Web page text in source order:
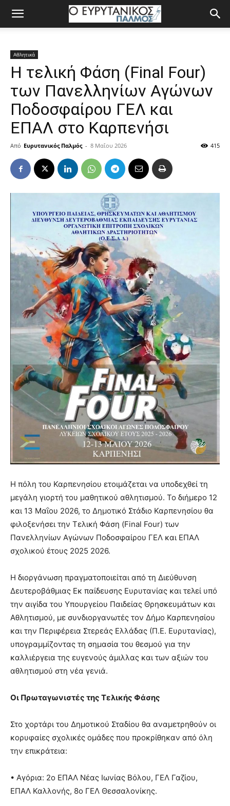
Αθλητικά
Η τελική Φάση (Final Four)
των Πανελληνίων Αγώνων
Ποδοσφαίρου ΓΕΛ και
ΕΠΑΛ στο Καρπενήσι
Από Ευρυτανικός Παλμός - 8 Μαΐου 2026 415
Η πόλη του Καρπενησίου ετοιμάζεται να υποδεχθεί τη
μεγάλη γιορτή του μαθητικού αθλητισμού. Το διήμερο 12
και 13 Μαΐου 2026, το Δημοτικό Στάδιο Καρπενησίου θα
φιλοξενήσει την Τελική Φάση (Final Four) των
Πανελληνίων Αγώνων Ποδοσφαίρου ΓΕΛ και ΕΠΑΛ
σχολικού έτους 2025 2026.
Η διοργάνωση πραγματοποιείται από τη Διεύθυνση
Δευτεροβάθμιας Εκ παίδευσης Ευρυτανίας και τελεί υπό
την αιγίδα του Υπουργείου Παιδείας Θρησκευμάτων και
Αθλητισμού, με συνδιοργανωτές τον Δήμο Καρπενησίου
και την Περιφέρεια Στερεάς Ελλάδας (Π.Ε. Ευρυτανίας),
υπογραμμίζοντας τη σημασία του θεσμού για την
καλλιέργεια της ευγενούς άμιλλας και των αξιών του
αθλητισμού στη νέα γενιά.
Οι Πρωταγωνιστές της Τελικής Φάσης
Στο χορτάρι του Δημοτικού Σταδίου θα αναμετρηθούν οι
κορυφαίες σχολικές ομάδες που προκρίθηκαν από όλη
την επικράτεια:
• Αγόρια: 2ο ΕΠΑΛ Νέας Ιωνίας Βόλου, ΓΕΛ Γαζίου,
ΕΠΑΛ Καλλονής, 8ο ΓΕΛ Θεσσαλονίκης.